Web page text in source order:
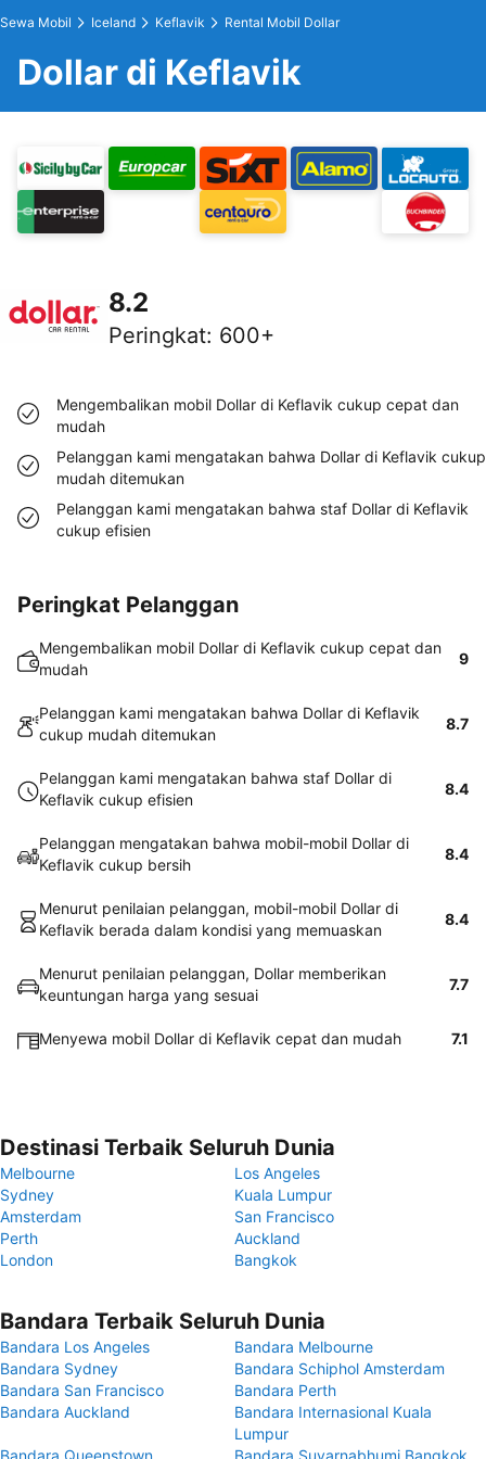
Sewa Mobil Iceland Keflavik Rental Mobil Dollar
Dollar di Keflavik
8.2
Peringkat: 600+
Mengembalikan mobil Dollar di Keflavik cukup cepat dan
mudah
Pelanggan kami mengatakan bahwa Dollar di Keflavik cukup
mudah ditemukan
Pelanggan kami mengatakan bahwa staf Dollar di Keflavik
cukup efisien
Peringkat Pelanggan
Mengembalikan mobil Dollar di Keflavik cukup cepat dan
mudah
9
Pelanggan kami mengatakan bahwa Dollar di Keflavik
cukup mudah ditemukan
8.7
Pelanggan kami mengatakan bahwa staf Dollar di
Keflavik cukup efisien
8.4
Pelanggan mengatakan bahwa mobil-mobil Dollar di
Keflavik cukup bersih
8.4
Menurut penilaian pelanggan, mobil-mobil Dollar di
Keflavik berada dalam kondisi yang memuaskan
8.4
Menurut penilaian pelanggan, Dollar memberikan
keuntungan harga yang sesuai
7.7
Menyewa mobil Dollar di Keflavik cepat dan mudah 7.1
Destinasi Terbaik Seluruh Dunia
Melbourne
Los Angeles
Sydney
Kuala Lumpur
Amsterdam
San Francisco
Perth
Auckland
London
Bangkok
Bandara Terbaik Seluruh Dunia
Bandara Los Angeles
Bandara Melbourne
Bandara Sydney
Bandara Schiphol Amsterdam
Bandara San Francisco
Bandara Perth
Bandara Auckland
Bandara Internasional Kuala
Lumpur
Bandara Queenstown
Bandara Suvarnabhumi Bangkok